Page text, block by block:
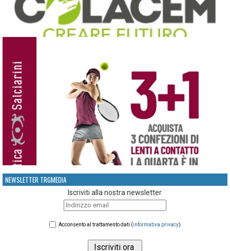
NEWSLETTER TRGMEDIA
Iscriviti alla nostra newsletter
Acconsento al trattamento dati (informativa privacy)